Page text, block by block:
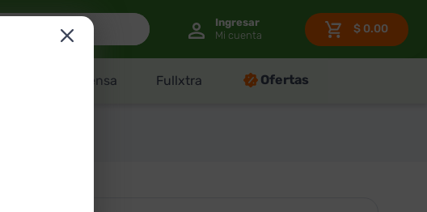
$ 0.00
Despensa Fullxtra Ofertas